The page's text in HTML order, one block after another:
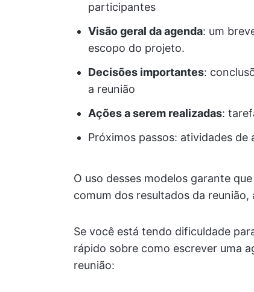
participantes
Visão geral da agenda: um
escopo do projeto.
Decisões importantes:
a reunião
Ações a serem realizadas:
Próximos passos: atividades
O uso desses modelos garante
comum dos resultados da
Se você está tendo dificuldade
rápido sobre como escrever uma
reunião: